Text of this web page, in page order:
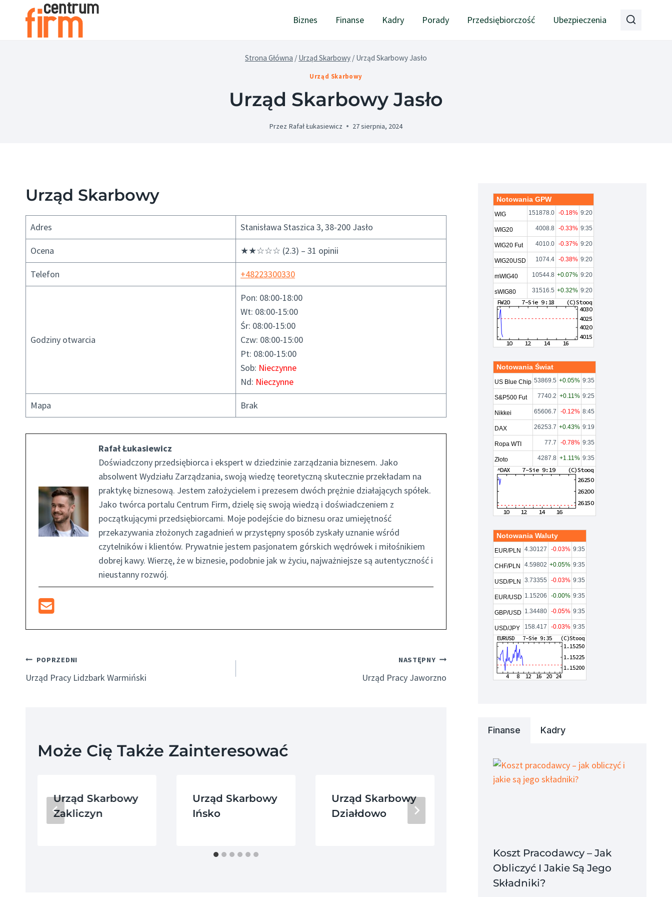
Biznes Finanse Kadry Porady Przedsiębiorczość Ubezpieczenia
Strona Główna / Urząd Skarbowy / Urząd Skarbowy Jasło
Urząd Skarbowy
Urząd Skarbowy Jasło
Przez Rafał Łukasiewicz 27 sierpnia, 2024
Urząd Skarbowy
Adres Stanisława Staszica 3, 38-200 Jasło
Ocena ★★☆☆☆ (2.3) – 31 opinii
Telefon +48223300330
Godziny otwarcia
Pon: 08:00-18:00
Wt: 08:00-15:00
Śr: 08:00-15:00
Czw: 08:00-15:00
Pt: 08:00-15:00
Sob: Nieczynne
Nd: Nieczynne
Mapa Brak
Rafał Łukasiewicz
Doświadczony przedsiębiorca i ekspert w dziedzinie zarządzania biznesem. Jako
absolwent Wydziału Zarządzania, swoją wiedzę teoretyczną skutecznie przekładam na
praktykę biznesową. Jestem założycielem i prezesem dwóch prężnie działających spółek.
Jako twórca portalu Centrum Firm, dzielę się swoją wiedzą i doświadczeniem z
początkującymi przedsiębiorcami. Moje podejście do biznesu oraz umiejętność
przekazywania złożonych zagadnień w przystępny sposób zyskały uznanie wśród
czytelników i klientów. Prywatnie jestem pasjonatem górskich wędrówek i miłośnikiem
dobrej kawy. Wierzę, że w biznesie, podobnie jak w życiu, najważniejsze są autentyczność i
nieustanny rozwój.
Nawigacja
Wpisu
POPRZEDNI
Urząd Pracy Lidzbark Warmiński
NASTĘPNY
Urząd Pracy Jaworzno
Może Cię Także Zainteresować
Urząd Skarbowy
Zakliczyn
Urząd Skarbowy
Ińsko
Urząd Skarbowy
Działdowo
Notowania GPW
WIG 151878.0 -0.18% 9:20
WIG20 4008.8 -0.33% 9:35
WIG20 Fut 4010.0 -0.37% 9:20
WIG20USD 1074.4 -0.38% 9:20
mWIG40 10544.8 +0.07% 9:20
sWIG80 31516.5 +0.32% 9:20
Notowania Świat
US Blue Chip 53869.5 +0.05% 9:35
S&P500 Fut 7740.2 +0.11% 9:25
Nikkei 65606.7 -0.12% 8:45
DAX 26253.7 +0.43% 9:19
Ropa WTI 77.7 -0.78% 9:35
Złoto 4287.8 +1.11% 9:35
Notowania Waluty
EUR/PLN 4.30127 -0.03% 9:35
CHF/PLN 4.59802 +0.05% 9:35
USD/PLN 3.73355 -0.03% 9:35
EUR/USD 1.15206 -0.00% 9:35
GBP/USD 1.34480 -0.05% 9:35
USD/JPY 158.417 -0.03% 9:35
Finanse Kadry
Koszt Pracodawcy – Jak
Obliczyć I Jakie Są Jego
Składniki?